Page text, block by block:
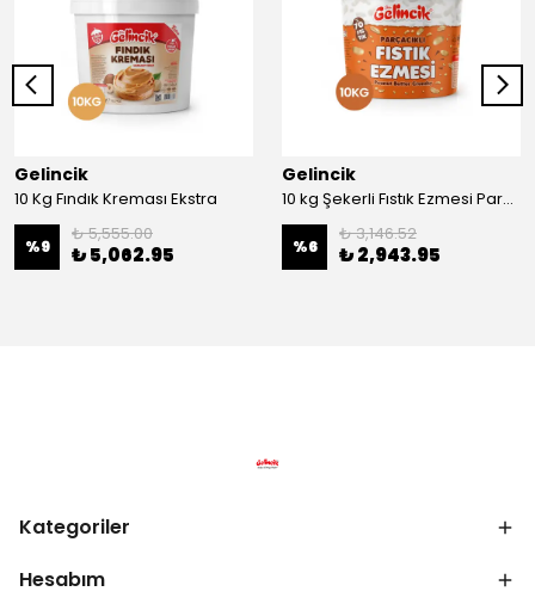
Gelincik
10 Kg Fındık Kreması Ekstra
%9
₺ 5,555.00
₺ 5,062.95
Gelincik
10 kg Şekerli Fıstık Ezmesi Parçacıklı
%6
₺ 3,146.52
₺ 2,943.95
Kategoriler
Hesabım